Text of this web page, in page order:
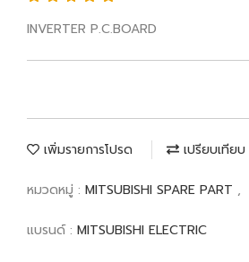
INVERTER P.C.BOARD
เพิ่มรายการโปรด เปรียบเทียบ
หมวดหมู่ : MITSUBISHI SPARE PART ,
แบรนด์ : MITSUBISHI ELECTRIC